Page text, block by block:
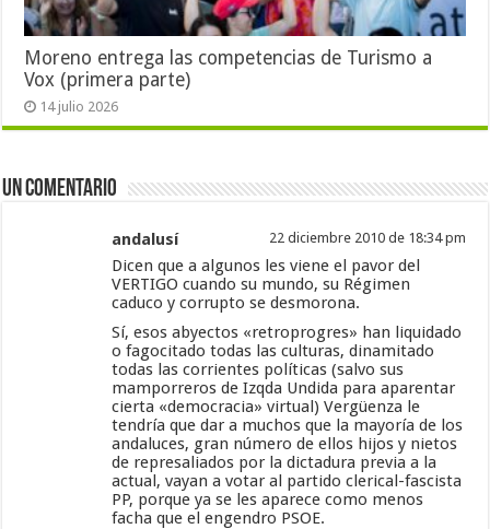
Moreno entrega las competencias de Turismo a
Vox (primera parte)
14 julio 2026
Un comentario
andalusí 22 diciembre 2010 de 18:34 pm
Dicen que a algunos les viene el pavor del
VERTIGO cuando su mundo, su Régimen
caduco y corrupto se desmorona.
Sí, esos abyectos «retroprogres» han liquidado
o fagocitado todas las culturas, dinamitado
todas las corrientes políticas (salvo sus
mamporreros de Izqda Undida para aparentar
cierta «democracia» virtual) Vergüenza le
tendría que dar a muchos que la mayoría de los
andaluces, gran número de ellos hijos y nietos
de represaliados por la dictadura previa a la
actual, vayan a votar al partido clerical-fascista
PP, porque ya se les aparece como menos
facha que el engendro PSOE.